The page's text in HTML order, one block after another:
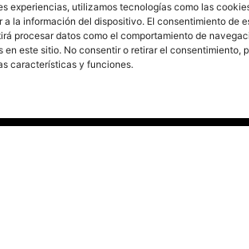
experiencias, utilizamos tecnologías como las
a la información del dispositivo. El consentimiento de
procesar datos como el comportamiento de
este sitio. No consentir o retirar el consentimiento,
características y funciones.